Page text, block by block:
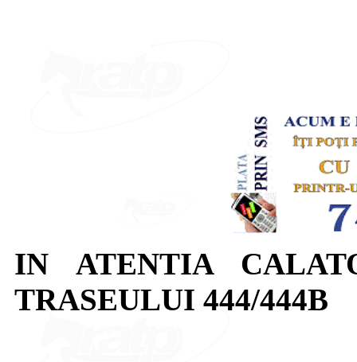
IN ATENTIA
TRASEULUI 444/444B